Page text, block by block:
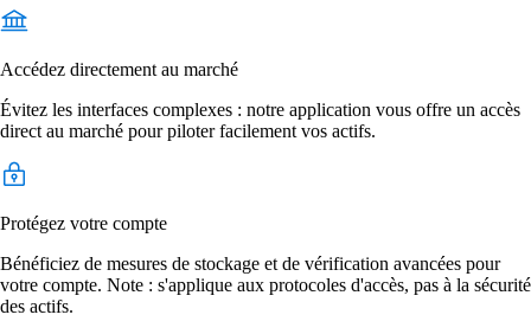
Accédez directement au marché
Évitez les interfaces complexes : notre application vous offre un accès
direct au marché pour piloter facilement vos actifs.
Protégez votre compte
Bénéficiez de mesures de stockage et de vérification avancées pour
votre compte. Note : s'applique aux protocoles d'accès, pas à la sécurité
des actifs.